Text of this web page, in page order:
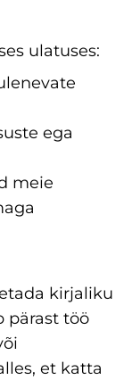
ulatuses:
ega
meie
kirjaliku
pärast töö
et katta